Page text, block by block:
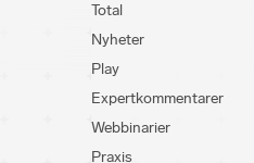
Total
Nyheter
Play
Expertkommentarer
Webbinarier
Praxis